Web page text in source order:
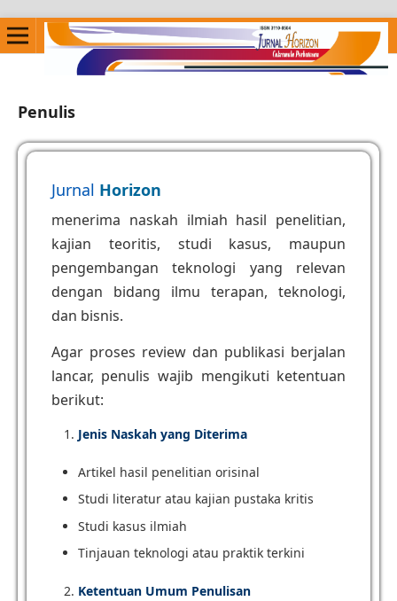
Penulis
Jurnal Horizon
menerima naskah ilmiah hasil penelitian,
kajian teoritis, studi kasus, maupun
pengembangan teknologi yang relevan
dengan bidang ilmu terapan, teknologi,
dan bisnis.
Agar proses review dan publikasi berjalan
lancar, penulis wajib mengikuti ketentuan
berikut:
Jenis Naskah yang Diterima
Artikel hasil penelitian orisinal
Studi literatur atau kajian pustaka kritis
Studi kasus ilmiah
Tinjauan teknologi atau praktik terkini
Ketentuan Umum Penulisan